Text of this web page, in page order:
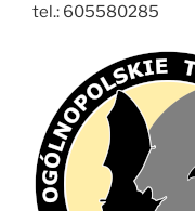
tel.: 605580285